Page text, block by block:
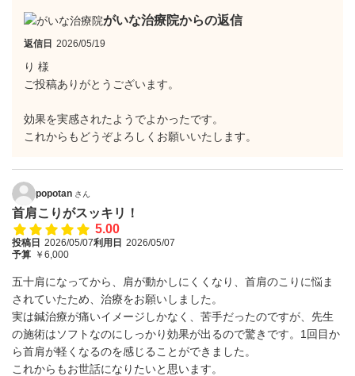
がいな治療院からの返信
返信日 2026/05/19
り 様
ご投稿ありがとうございます。
効果を実感されたようでよかったです。
これからもどうぞよろしくお願いいたします。
popotan さん
首肩こりがスッキリ！
5.00
投稿日 2026/05/07利用日 2026/05/07
予算 ￥6,000
五十肩になってから、肩が動かしにくくなり、首肩のこりに悩ま
されていたため、治療をお願いしました。
実は鍼治療が痛いイメージしかなく、苦手だったのですが、先生
の施術はソフトなのにしっかり効果が出るので驚きです。1回目か
ら首肩が軽くなるのを感じることができました。
これからもお世話になりたいと思います。